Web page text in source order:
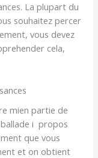
La plupart du
souhaitez percer
vous devez
cela,
mien partie de
i propos
que vous
et on obtient